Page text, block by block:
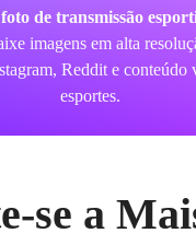
foto de transmissão
imagens em alta
Reddit e conteúdo
esportes.
se a